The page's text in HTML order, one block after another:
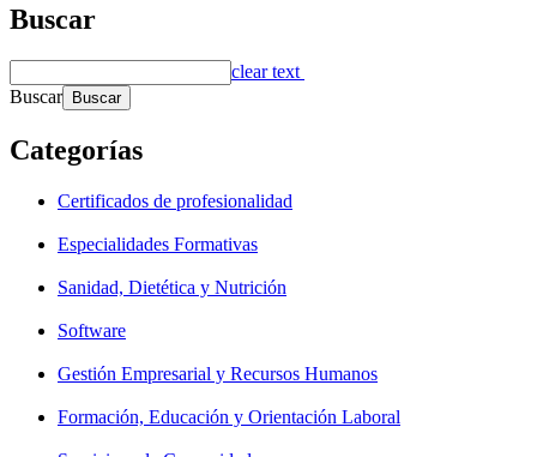
Buscar
clear text
Buscar
Categorías
Certificados de profesionalidad
Especialidades Formativas
Sanidad, Dietética y Nutrición
Software
Gestión Empresarial y Recursos Humanos
Formación, Educación y Orientación Laboral